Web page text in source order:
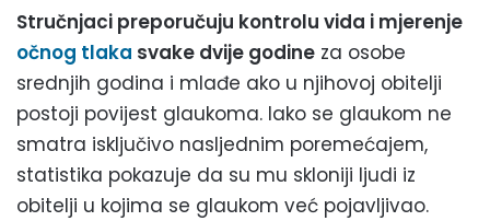
Stručnjaci preporučuju kontrolu vida i mjerenje
očnog tlaka svake dvije godine za osobe
srednjih godina i mlađe ako u njihovoj obitelji
postoji povijest glaukoma. Iako se glaukom ne
smatra isključivo nasljednim poremećajem,
statistika pokazuje da su mu skloniji ljudi iz
obitelji u kojima se glaukom već pojavljivao.